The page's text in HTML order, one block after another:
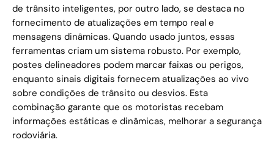
de trânsito inteligentes, por outro lado, se destaca no
fornecimento de atualizações em tempo real e
mensagens dinâmicas. Quando usado juntos, essas
ferramentas criam um sistema robusto. Por exemplo,
postes delineadores podem marcar faixas ou perigos,
enquanto sinais digitais fornecem atualizações ao vivo
sobre condições de trânsito ou desvios. Esta
combinação garante que os motoristas recebam
informações estáticas e dinâmicas, melhorar a segurança
rodoviária.